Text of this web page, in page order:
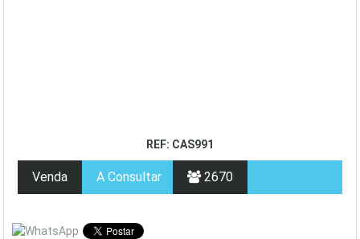
REF: CAS991
Venda A Consultar 2670